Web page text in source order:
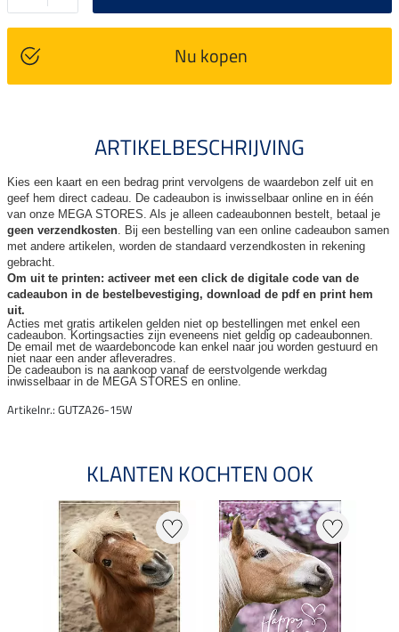
Nu kopen
ARTIKELBESCHRIJVING
Kies een kaart en een bedrag print vervolgens de waardebon zelf uit en
geef hem direct cadeau. De cadeaubon is inwisselbaar online en in één
van onze MEGA STORES. Als je alleen cadeaubonnen bestelt, betaal je
geen verzendkosten. Bij een bestelling van een online cadeaubon samen
met andere artikelen, worden de standaard verzendkosten in rekening
gebracht.
Om uit te printen: activeer met een click de digitale code van de
cadeaubon in de bestelbevestiging, download de pdf en print hem
uit.
Acties met gratis artikelen gelden niet op bestellingen met enkel een
cadeaubon. Kortingsacties zijn eveneens niet geldig op cadeaubonnen.
De email met de waardeboncode kan enkel naar jou worden gestuurd en
niet naar een ander afleveradres.
De cadeaubon is na aankoop vanaf de eerstvolgende werkdag
inwisselbaar in de MEGA STORES en online.
Artikelnr.: GUTZA26-15W
KLANTEN KOCHTEN OOK